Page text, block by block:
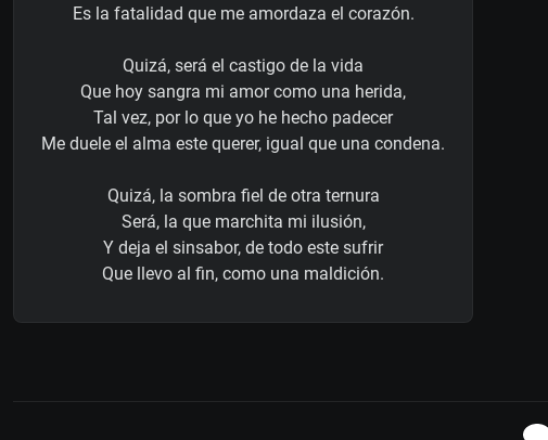
Es la fatalidad que me amordaza el corazón.
Quizá, será el castigo de la vida
Que hoy sangra mi amor como una herida,
Tal vez, por lo que yo he hecho padecer
Me duele el alma este querer, igual que una condena.
Quizá, la sombra fiel de otra ternura
Será, la que marchita mi ilusión,
Y deja el sinsabor, de todo este sufrir
Que llevo al fin, como una maldición.